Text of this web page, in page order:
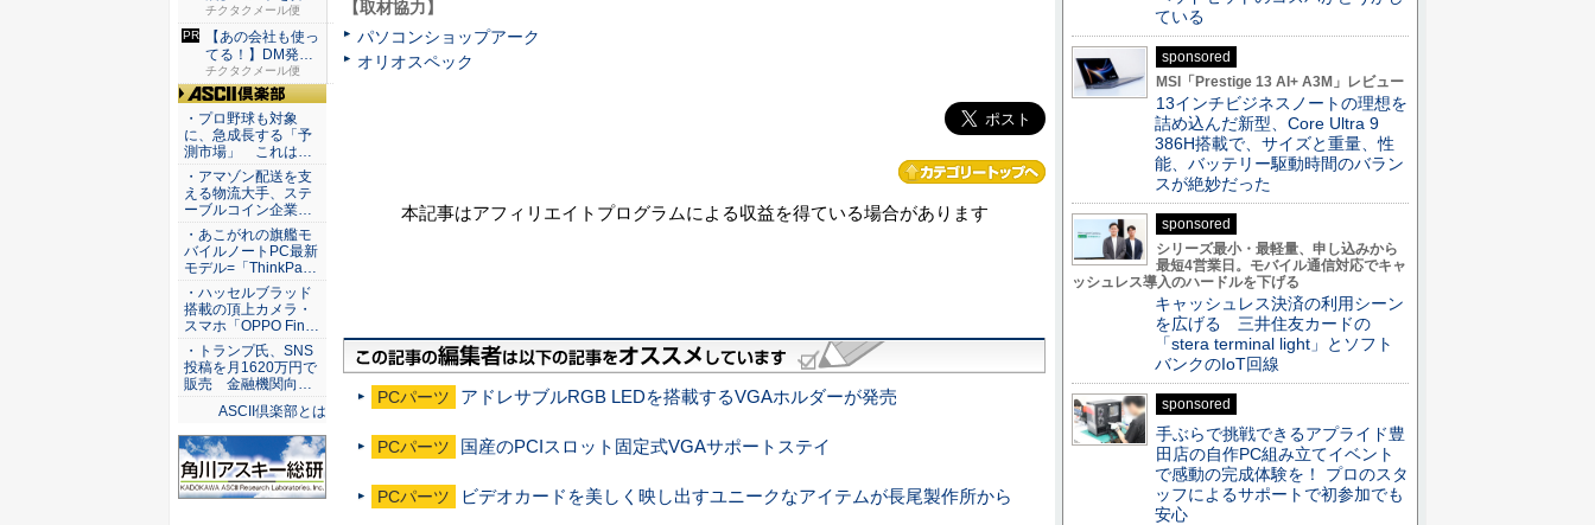
【取材協力】
パソコンショップアーク
オリオスペック
本記事はアフィリエイトプログラムによる収益を得ている場合があります
PCパーツ アドレサブルRGB LEDを搭載するVGAホルダーが発売
PCパーツ 国産のPCIスロット固定式VGAサポートステイ
PCパーツ ビデオカードを美しく映し出すユニークなアイテムが長尾製作所から
た配達な...
チクタクメール便
【あの会社も使っ
てる！】DM発送
なら絶対...
チクタクメール便
ASCII倶楽部
・プロ野球も対象
に、急成長する「予
測市場」 これは…
・アマゾン配送を支
える物流大手、ステ
ーブルコイン企業…
・あこがれの旗艦モ
バイルノートPC最新
モデル=「ThinkPa…
・ハッセルブラッド
搭載の頂上カメラ・
スマホ「OPPO Fin…
・トランプ氏、SNS
投稿を月1620万円で
販売 金融機関向…
ASCII倶楽部とは
ている
sponsored
MSI「Prestige 13 AI+ A3M」レビュー
13インチビジネスノートの理想を
詰め込んだ新型、Core Ultra 9
386H搭載で、サイズと重量、性
能、バッテリー駆動時間のバラン
スが絶妙だった
sponsored
シリーズ最小・最軽量、申し込みから
最短4営業日。モバイル通信対応でキャ
ッシュレス導入のハードルを下げる
キャッシュレス決済の利用シーン
を広げる 三井住友カードの
「stera terminal light」とソフト
バンクのIoT回線
sponsored
手ぶらで挑戦できるアプライド豊
田店の自作PC組み立てイベント
で感動の完成体験を！ プロのスタ
ッフによるサポートで初参加でも
安心